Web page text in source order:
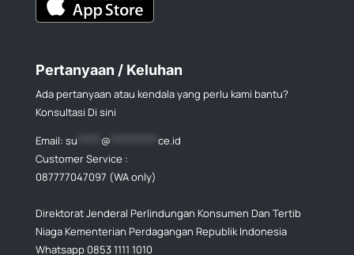
Pertanyaan / Keluhan
Ada pertanyaan atau kendala yang perlu kami bantu?
Konsultasi Di sini
Email: su @
ce.id
Customer Service :
087777047097 (WA only)
Direktorat Jenderal Perlindungan Konsumen Dan Tertib
Niaga Kementerian Perdagangan Republik Indonesia
Whatsapp 0853 1111 1010